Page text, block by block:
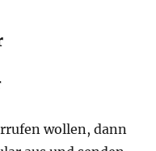
wollen, dann